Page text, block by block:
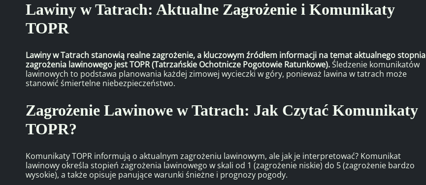
Lawiny w Tatrach: Aktualne Zagrożenie i Komunikaty
TOPR
Lawiny w Tatrach stanowią realne zagrożenie, a kluczowym źródłem informacji na temat aktualnego stopnia
zagrożenia lawinowego jest TOPR (Tatrzańskie Ochotnicze Pogotowie Ratunkowe).Śledzenie komunikatów
lawinowych to podstawa planowania każdej zimowej wycieczki w góry, ponieważ lawina w tatrach może
stanowić śmiertelne niebezpieczeństwo.
Zagrożenie Lawinowe w Tatrach: Jak Czytać Komunikaty
TOPR?
Komunikaty TOPR informują o aktualnym zagrożeniu lawinowym, ale jak je interpretować? Komunikat
lawinowy określa stopień zagrożenia lawinowego w skali od 1 (zagrożenie niskie) do 5 (zagrożenie bardzo
wysokie), a także opisuje panujące warunki śnieżne i prognozy pogody.